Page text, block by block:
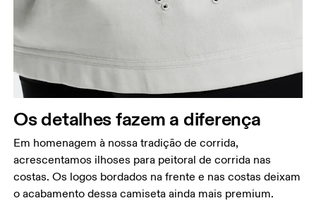
Os detalhes fazem a diferença
Em homenagem à nossa tradição de corrida,
acrescentamos ilhoses para peitoral de corrida nas
costas. Os logos bordados na frente e nas costas deixam
o acabamento dessa camiseta ainda mais premium.